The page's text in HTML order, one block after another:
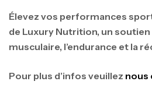
Élevez vos performances
de Luxury Nutrition, un
musculaire, l’endurance et la
Pour plus d’infos veuillez nous
Omega 3 – 100